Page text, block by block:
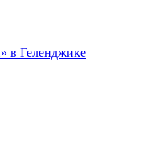
в Геленджике